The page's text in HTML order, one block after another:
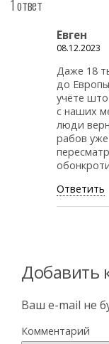
1 ответ
Евген
08.12.2023
Даже 18
до
учёте
с наших
люди
рабов
Ответить
Добавить
Ваш e-mail не
Комментарий